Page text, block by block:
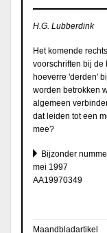
H.G. Lubberdink
Het komende
voorschriften bij de
hoeverre 'derden'
worden betrokken
algemeen
dat leiden tot een
mee?
Bijzonder
mei 1997
AA19970349
Maandbladartikel